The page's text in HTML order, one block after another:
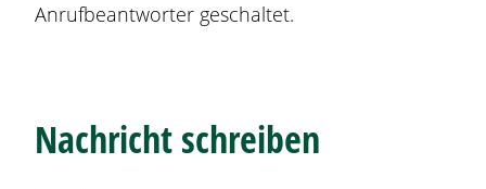
Anrufbeantworter geschaltet.
Nachricht schreiben